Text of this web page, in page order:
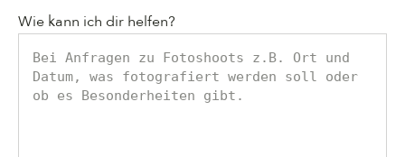
Wie kann ich dir helfen?